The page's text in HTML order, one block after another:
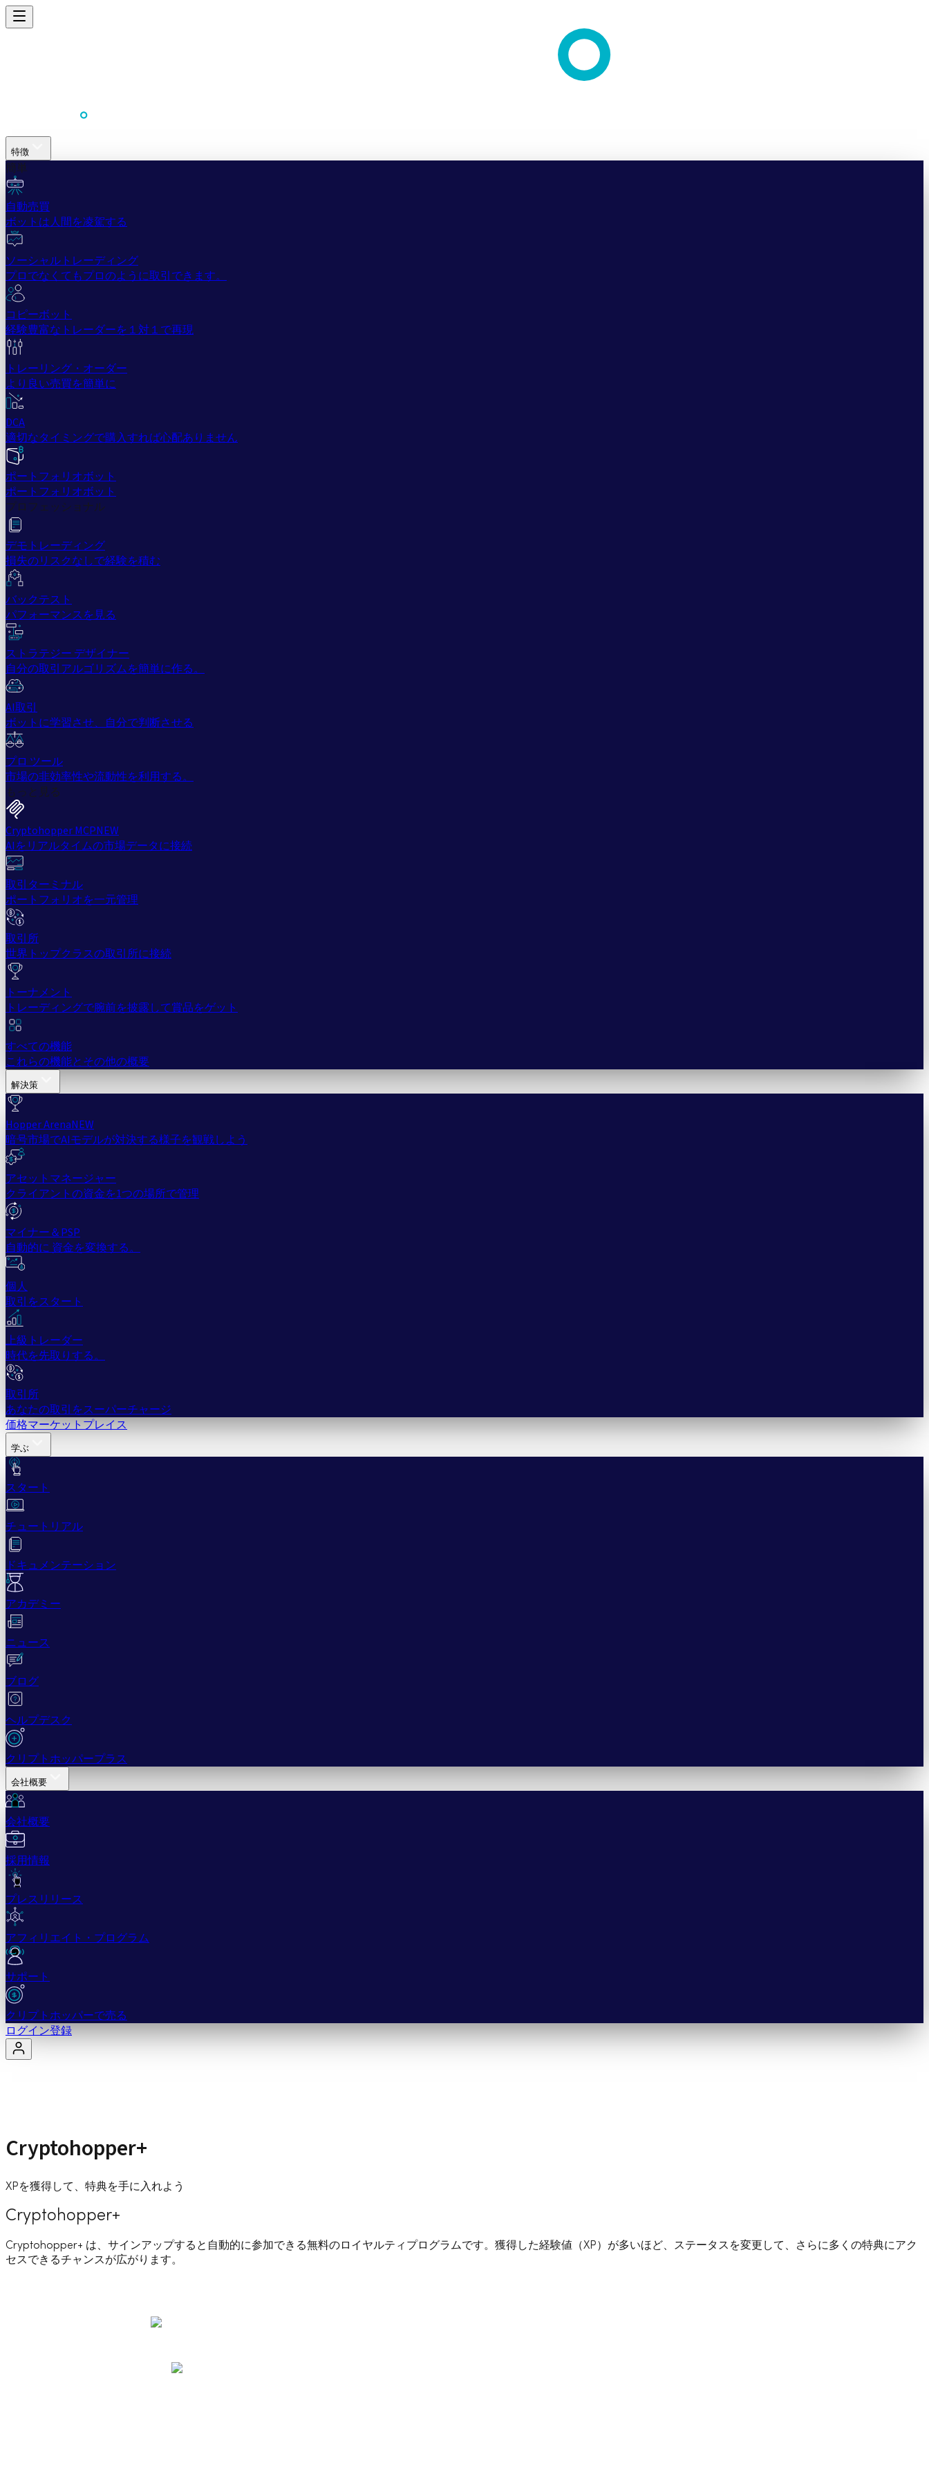
特徴
簡単
自動売買
ボットは人間を凌駕する
ソーシャルトレーディング
プロでなくてもプロのように取引できます。
コピーボット
経験豊富なトレーダーを１対１で再現
トレーリング・オーダー
より良い売買を簡単に
DCA
適切なタイミングで購入すれば心配ありません
ポートフォリオボット
ポートフォリオボット
プロフェッショナル
デモトレーディング
損失のリスクなしで経験を積む
バックテスト
パフォーマンスを見る
ストラテジー デザイナー
自分の取引アルゴリズムを簡単に作る。
AI取引
ボットに学習させ、自分で判断させる
プロ ツール
市場の非効率性や流動性を利用する。
もっと見る
Cryptohopper MCPNEW
AIをリアルタイムの市場データに接続
取引ターミナル
ポートフォリオを一元管理
取引所
世界トップクラスの取引所に接続
トーナメント
トレーディングで腕前を披露して賞品をゲット
すべての機能
これらの機能とその他の概要
解決策
Hopper ArenaNEW
暗号市場でAIモデルが対決する様子を観戦しよう
アセットマネージャー
クライアントの資金を1つの場所で管理
マイナー＆PSP
自動的に 資金を変換する。
個人
取引をスタート
上級トレーダー
時代を先取りする。
取引所
あなたの取引をスーパーチャージ
価格マーケットプレイス
学ぶ
スタート
チュートリアル
ドキュメンテーション
アカデミー
ニュース
ブログ
ヘルプデスク
クリプトホッパープラス
会社概要
会社概要
採用情報
プレスリリース
アフィリエイト・プログラム
サポート
クリプトホッパーで売る
ログイン登録
Cryptohopper+
XPを獲得して、特典を手に入れよう
Cryptohopper+
Cryptohopper+ は、サインアップすると自動的に参加できる無料のロイヤルティプログラムです。獲得した経験値（XP）が多いほど、ステータスを変更して、さらに多くの特典にアク
セスできるチャンスが広がります。